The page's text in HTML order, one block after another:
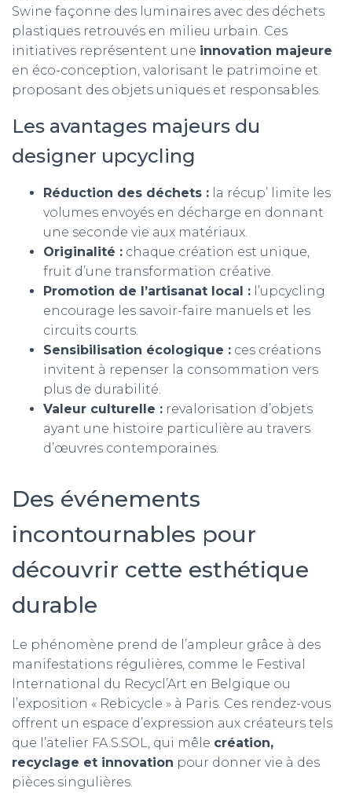
Swine façonne des luminaires avec des déchets
plastiques retrouvés en milieu urbain. Ces
initiatives représentent une innovation majeure
en éco-conception, valorisant le patrimoine et
proposant des objets uniques et responsables.
Les avantages majeurs du
designer upcycling
Réduction des déchets : la récup’ limite les
volumes envoyés en décharge en donnant
une seconde vie aux matériaux.
Originalité : chaque création est unique,
fruit d’une transformation créative.
Promotion de l’artisanat local : l’upcycling
encourage les savoir-faire manuels et les
circuits courts.
Sensibilisation écologique : ces créations
invitent à repenser la consommation vers
plus de durabilité.
Valeur culturelle : revalorisation d’objets
ayant une histoire particulière au travers
d’œuvres contemporaines.
Des événements
incontournables pour
découvrir cette esthétique
durable
Le phénomène prend de l’ampleur grâce à des
manifestations régulières, comme le Festival
International du Recycl’Art en Belgique ou
l’exposition « Rebicycle » à Paris. Ces rendez-vous
offrent un espace d’expression aux créateurs tels
que l’atelier FA.S.SOL, qui mêle création,
recyclage et innovation pour donner vie à des
pièces singulières.